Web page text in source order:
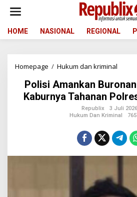
t
HOME NASIONAL REGIONAL
Homepage / Hukum dan kriminal
l
i
s
i
m
a
n
k
B
Polisi Amankan
Kaburnya Tahanan
Republix
3 Juli 2026
Hukum Dan Kriminal